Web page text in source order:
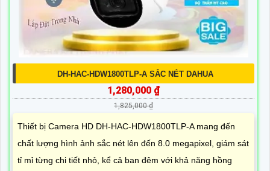
DH-HAC-HDW1800TLP-A SẮC NÉT DAHUA
1,280,000 ₫
1,825,000 ₫
Thiết bị Camera HD DH-HAC-HDW1800TLP-A mang đến
chất lượng hình ảnh sắc nét lên đến 8.0 megapixel, giám sát
tỉ mỉ từng chi tiết nhỏ, kể cả ban đêm với khả năng hồng